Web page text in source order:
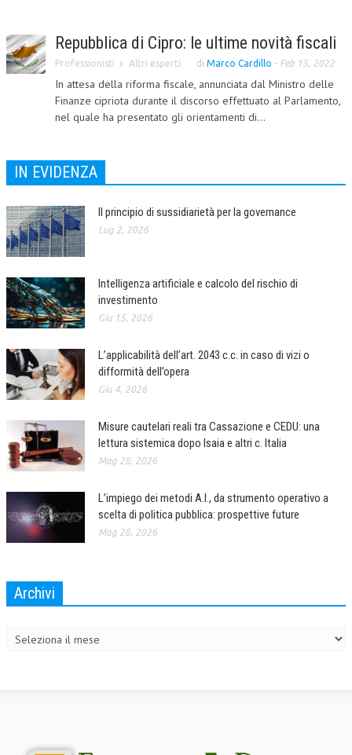
AUTORI
COLLABORA CON NOI
ECONOMIA DELL’ARTE
HUMAN RESOURCES
RISORSE UMANE
MARKETING
TREASURY IN FINANCIAL SERVICES
SVILUPPO SOSTENIBILE
PERSONA E CITTÀ
L’UMANISTA
DIRITTO
DIRITTO DEL LAVORO
DIRITTO DEL WEB
CRIMINOLOGIA E CRIMINALISTICA
TAX RISK MANAGEMENT
Repubblica di Cipro: le ultime novità fiscali
Professionisti Altri esperti di Marco Cardillo - Feb 15, 2022
In attesa della riforma fiscale, annunciata dal Ministro delle
Finanze cipriota durante il discorso effettuato al Parlamento,
nel quale ha presentato gli orientamenti di...
IN EVIDENZA
Il principio di sussidiarietà per la governance
Lug 2, 2026
Intelligenza artificiale e calcolo del rischio di
investimento
Giu 15, 2026
L’applicabilità dell’art. 2043 c.c. in caso di vizi o
difformità dell’opera
Giu 4, 2026
Misure cautelari reali tra Cassazione e CEDU: una
lettura sistemica dopo Isaia e altri c. Italia
Mag 28, 2026
L’impiego dei metodi A.I., da strumento operativo a
scelta di politica pubblica: prospettive future
Mag 28, 2026
Archivi